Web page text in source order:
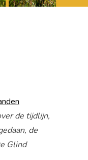
de tijdlijn,
de
Glind